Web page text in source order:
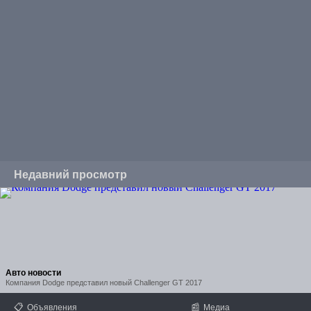
Недавний просмотр
Авто новости
Компания Dodge представил новый Challenger GT 2017
📋 Объявления 📰 Медиа